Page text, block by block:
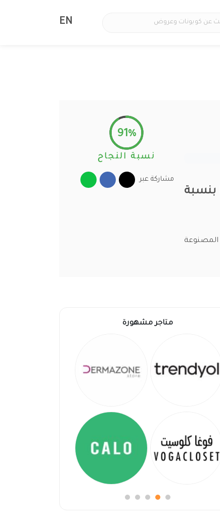
EN
كود خصم اكسورا باريس 2026 احدث كوبونات Ixoraa Paris بنسبة
المصنوعة
91%
نسبة النجاح
مشاركة عبر
متاجر مشهورة